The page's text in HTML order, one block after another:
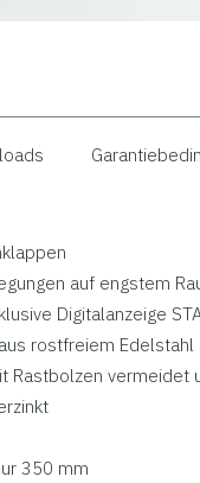
auf engstem
Digitalanzeige
rostfreiem Edelstahl
Rastbolzen
350 mm